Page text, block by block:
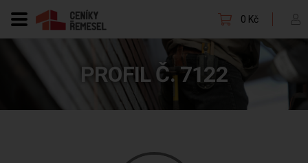
0 Kč
PROFIL Č. 7122